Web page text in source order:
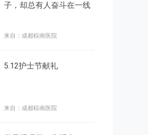
子，却总有人奋斗在一线
来自：成都棕南医院
5.12护士节献礼
来自：成都棕南医院